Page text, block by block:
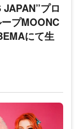
プロ
プMOONC
にて生